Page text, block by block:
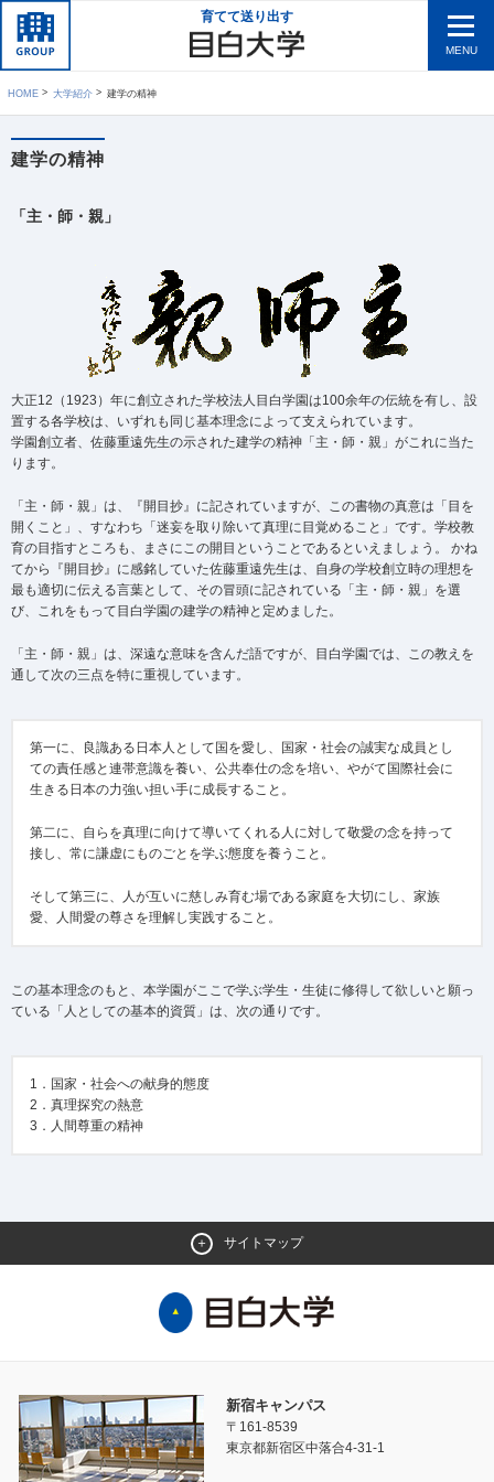
育てて送り出す
MENU
HOME 大学紹介 建学の精神
建学の精神
「主・師・親」
大正12（1923）年に創立された学校法人目白学園は100余年の伝統を有し、設
置する各学校は、いずれも同じ基本理念によって支えられています。
学園創立者、佐藤重遠先生の示された建学の精神「主・師・親」がこれに当た
ります。
「主・師・親」は、『開目抄』に記されていますが、この書物の真意は「目を
開くこと」、すなわち「迷妄を取り除いて真理に目覚めること」です。学校教
育の目指すところも、まさにこの開目ということであるといえましょう。 かね
てから『開目抄』に感銘していた佐藤重遠先生は、自身の学校創立時の理想を
最も適切に伝える言葉として、その冒頭に記されている「主・師・親」を選
び、これをもって目白学園の建学の精神と定めました。
「主・師・親」は、深遠な意味を含んだ語ですが、目白学園では、この教えを
通して次の三点を特に重視しています。
第一に、良識ある日本人として国を愛し、国家・社会の誠実な成員とし
ての責任感と連帯意識を養い、公共奉仕の念を培い、やがて国際社会に
生きる日本の力強い担い手に成長すること。
第二に、自らを真理に向けて導いてくれる人に対して敬愛の念を持って
接し、常に謙虚にものごとを学ぶ態度を養うこと。
そして第三に、人が互いに慈しみ育む場である家庭を大切にし、家族
愛、人間愛の尊さを理解し実践すること。
この基本理念のもと、本学園がここで学ぶ学生・生徒に修得して欲しいと願っ
ている「人としての基本的資質」は、次の通りです。
1．国家・社会への献身的態度
2．真理探究の熱意
3．人間尊重の精神
サイトマップ
新宿キャンパス
〒161-8539
東京都新宿区中落合4-31-1